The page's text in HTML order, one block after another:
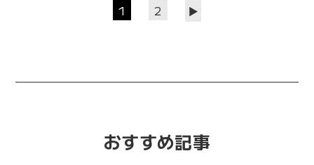
1 2 ▶
おすすめ記事